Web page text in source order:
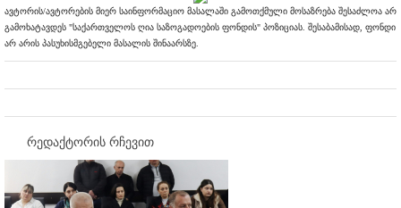
ავტორის/ავტორების მიერ საინფორმაციო მასალაში გამოთქმული მოსაზრება შესაძლოა არ
გამოხატავდეს "საქართველოს ღია საზოგადოების ფონდის" პოზიციას. შესაბამისად, ფონდი
არ არის პასუხისმგებელი მასალის შინაარსზე.
რედაქტორის რჩევით